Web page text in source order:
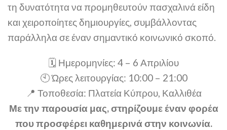
τη δυνατότητα να προμηθευτούν πασχαλινά είδη
και χειροποίητες δημιουργίες, συμβάλλοντας
παράλληλα σε έναν σημαντικό κοινωνικό σκοπό.
🗓 Ημερομηνίες: 4 – 6 Απριλίου
🕙 Ώρες λειτουργίας: 10:00 – 21:00
📍 Τοποθεσία: Πλατεία Κύπρου, Καλλιθέα
Με την παρουσία μας, στηρίζουμε έναν φορέα
που προσφέρει καθημερινά στην κοινωνία.